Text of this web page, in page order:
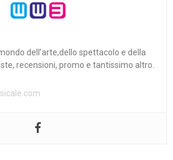
dell’arte,dello spettacolo e della
recensioni, promo e tantissimo altro.